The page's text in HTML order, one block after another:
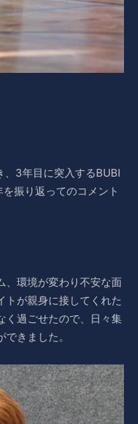
3年目に突入するBUBI
振り返ってのコメント
、環境が変わり不安な面
トが親身に接してくれた
く過ごせたので、日々集
きました。